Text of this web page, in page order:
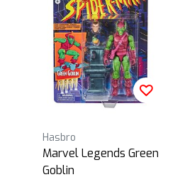
Hasbro
Marvel Legends Green
Goblin